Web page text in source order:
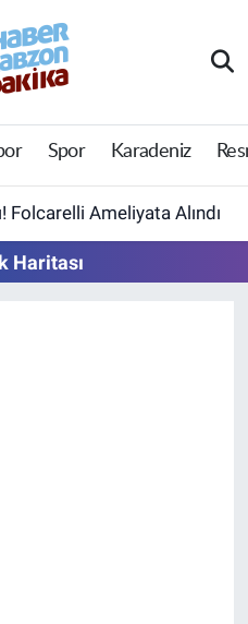
Spor Karadeniz
Folcarelli Ameliyata Alındı
Haritası
Haritası